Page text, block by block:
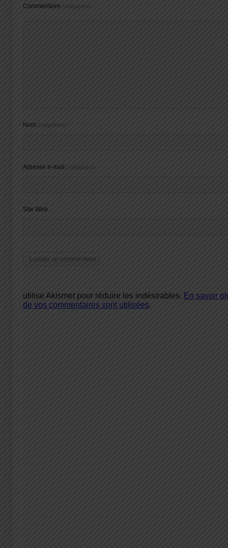
Commentaire (obligatoire)
Nom (obligatoire)
Adresse e-mail (obligatoire)
Site Web
utilise Akismet pour réduire les indésirables. En savoir
de vos commentaires sont utilisées.